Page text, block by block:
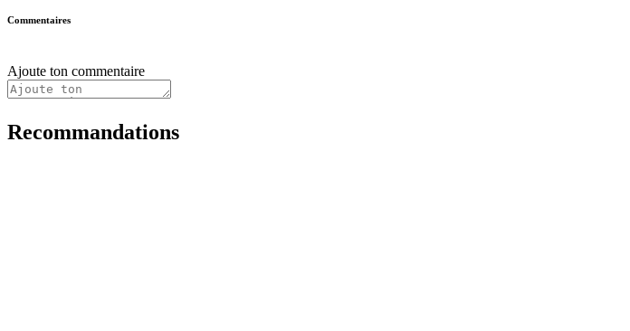
Commentaires
Ajoute ton commentaire
Recommandations